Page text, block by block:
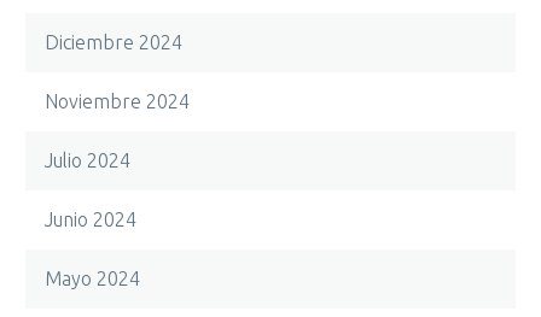
Diciembre 2024
Noviembre 2024
Julio 2024
Junio 2024
Mayo 2024